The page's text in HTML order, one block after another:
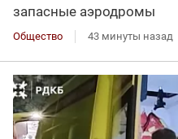
запасные аэродромы
Общество 43 минуты назад